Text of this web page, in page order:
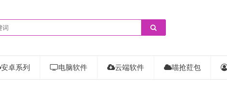
安卓系列 电脑软件 云端软件 喵抢荭包